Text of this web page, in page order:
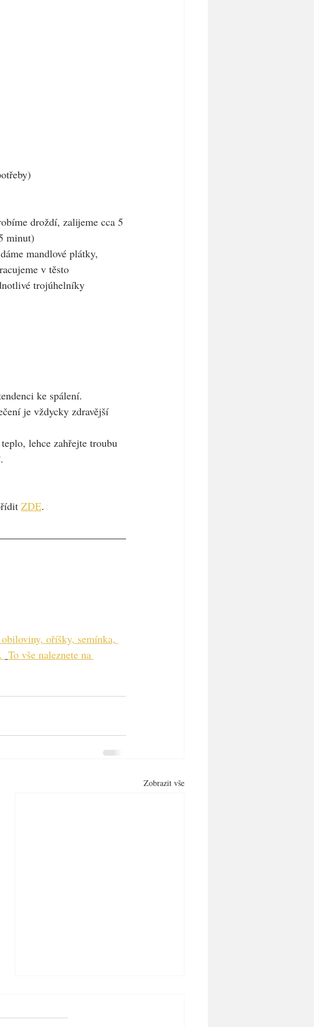
droždí, zalijeme cca 5
minut)
mandlové plátky,
v těsto
trojúhelníky
ke spálení.
je vždycky zdravější
lehce zahřejte troubu
ZDE.
oříšky, semínka,
To vše naleznete na
Zobrazit vše